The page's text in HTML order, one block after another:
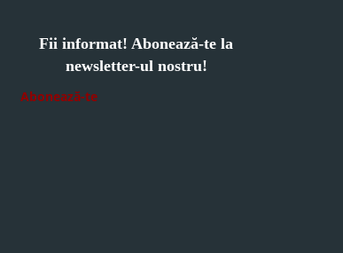
Fii informat! Abonează-te la
newsletter-ul nostru!
Abonează-te